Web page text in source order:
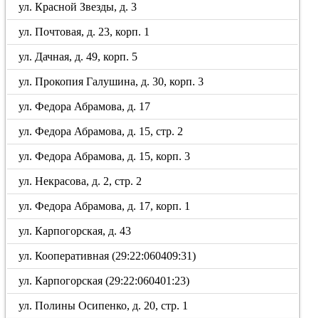
ул. Красной Звезды, д. 3
ул. Почтовая, д. 23, корп. 1
ул. Дачная, д. 49, корп. 5
ул. Прокопия Галушина, д. 30, корп. 3
ул. Федора Абрамова, д. 17
ул. Федора Абрамова, д. 15, стр. 2
ул. Федора Абрамова, д. 15, корп. 3
ул. Некрасова, д. 2, стр. 2
ул. Федора Абрамова, д. 17, корп. 1
ул. Карпогорская, д. 43
ул. Кооперативная (29:22:060409:31)
ул. Карпогорская (29:22:060401:23)
ул. Полины Осипенко, д. 20, стр. 1